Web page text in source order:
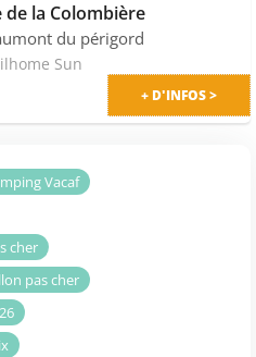
de la Colombière
du périgord
Sun
+ D'INFOS >
Vacaf
cher
pas cher